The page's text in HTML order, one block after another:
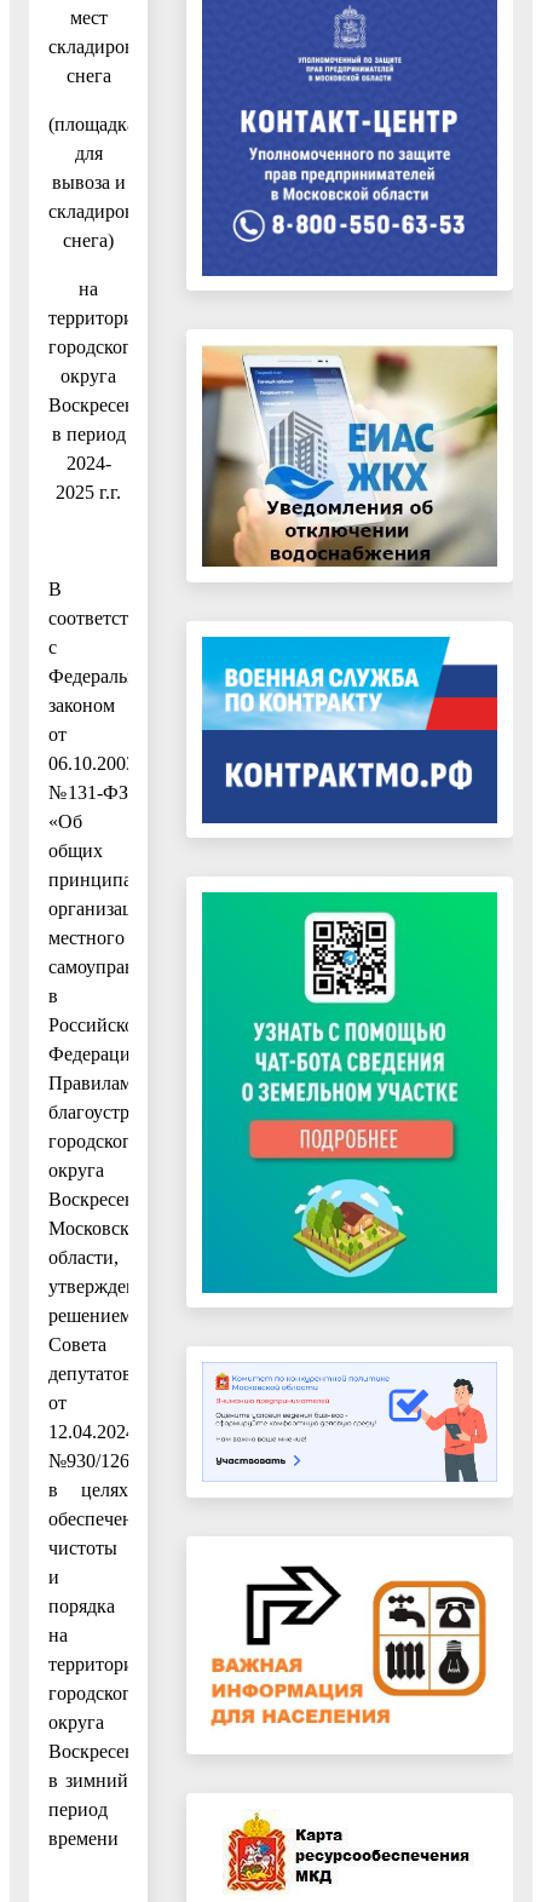
мест
складирования
снега
(площадка
для
вывоза и
складирования
снега)
на
территории
городского
округа
Воскресенск
в период
2024-
2025 г.г.
В
соответствии
с
Федеральным
законом
от
06.10.2003
№131-ФЗ
«Об
общих
принципах
организации
местного
самоуправления
в
Российской
Федерации»,
Правилами
благоустройства
городского
округа
Воскресенск
Московской
области,
утвержденными
решением
Совета
депутатов
от
12.04.2024
№930/126,
в целях
обеспечения
чистоты
и
порядка
на
территории
городского
округа
Воскресенск
в зимний
период
времени